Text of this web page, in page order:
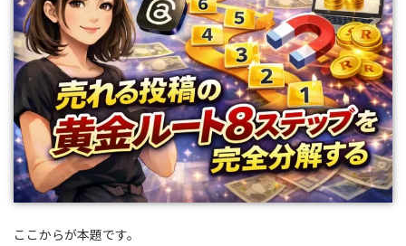
ここからが本題です。